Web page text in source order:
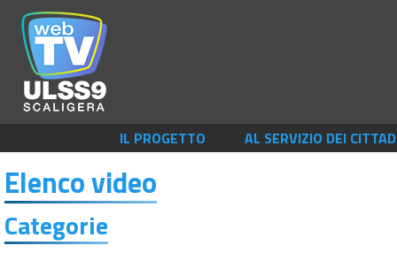
IL PROGETTO AL SERVIZIO DEI
Elenco video
Categorie